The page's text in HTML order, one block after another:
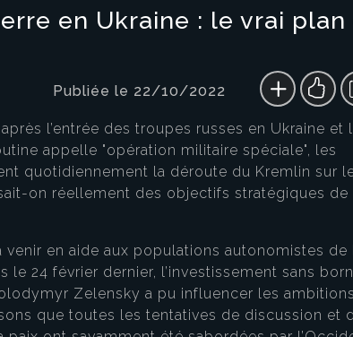
en Ukraine : le vrai plan
Publiée le 22/10/2022
l’entrée des troupes russes en Ukraine et
appelle "opération militaire spéciale", les
quotidiennement la déroute du Kremlin sur
on réellement des objectifs stratégiques de
en aide aux populations autonomistes de
le 24 février dernier, l’investissement sans
Zelensky a pu influencer les
que toutes les tentatives de discussion et